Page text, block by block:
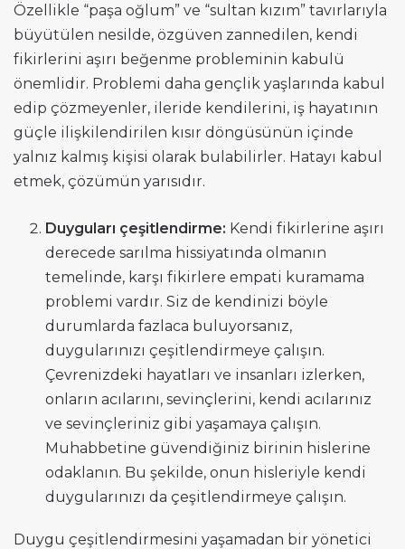
Özellikle “paşa oğlum” ve “sultan kızım” tavırlarıyla
büyütülen nesilde, özgüven zannedilen, kendi
fikirlerini aşırı beğenme probleminin kabulü
önemlidir. Problemi daha gençlik yaşlarında kabul
edip çözmeyenler, ileride kendilerini, iş hayatının
güçle ilişkilendirilen kısır döngüsünün içinde
yalnız kalmış kişisi olarak bulabilirler. Hatayı kabul
etmek, çözümün yarısıdır.
Duyguları çeşitlendirme: Kendi fikirlerine aşırı
derecede sarılma hissiyatında olmanın
temelinde, karşı fikirlere empati kuramama
problemi vardır. Siz de kendinizi böyle
durumlarda fazlaca buluyorsanız,
duygularınızı çeşitlendirmeye çalışın.
Çevrenizdeki hayatları ve insanları izlerken,
onların acılarını, sevinçlerini, kendi acılarınız
ve sevinçleriniz gibi yaşamaya çalışın.
Muhabbetine güvendiğiniz birinin hislerine
odaklanın. Bu şekilde, onun hisleriyle kendi
duygularınızı da çeşitlendirmeye çalışın.
Duygu çeşitlendirmesini yaşamadan bir yönetici